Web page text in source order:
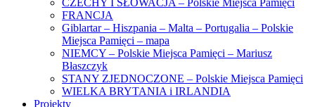
CZECHY I SŁOWACJA – Polskie Miejsca Pamięci
FRANCJA
Giblartar – Hiszpania – Malta – Portugalia – Polskie
Miejsca Pamięci – mapa
NIEMCY – Polskie Miejsca Pamięci – Mariusz
Błaszczyk
STANY ZJEDNOCZONE – Polskie Miejsca Pamięci
WIELKA BRYTANIA i IRLANDIA
Projekty